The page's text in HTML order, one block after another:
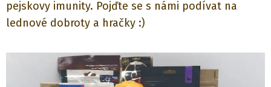
pejskovy imunity. Pojďte se s námi podívat na
lednové dobroty a hračky :)